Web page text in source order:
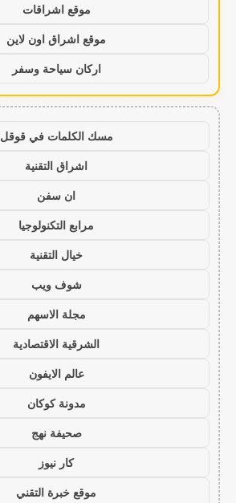
موقع اشراقات
موقع اشراق اون لاين
اركان سياحة وسفر
مسك الكلمات في قوقل
اشراق التقنية
ان سفن
مرابع التكنولوجيا
خيال التقنية
شوف ويب
مجلة الاسهم
الشرقية الاقتصادية
عالم الايفون
مدونة كوكان
صحيفة نهج
كار نيوز
موقع خبرة التقني